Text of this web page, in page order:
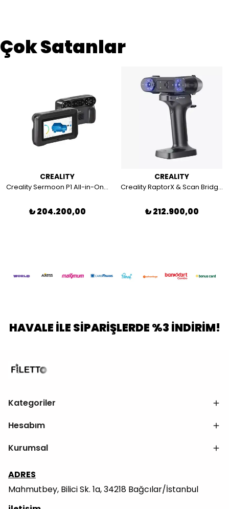
Çok Satanlar
CREALITY
Creality Sermoon P1 All-in-One 3D Scanner(3 Modes)
₺ 204.200,00
CREALITY
Creality RaptorX & Scan Bridge Kit
₺ 212.900,00
HAVALE İLE SİPARİŞLERDE %3 İNDİRİM!
Kategoriler
Hesabım
Kurumsal
ADRES
Mahmutbey, Bilici Sk. 1a, 34218 Bağcılar/İstanbul